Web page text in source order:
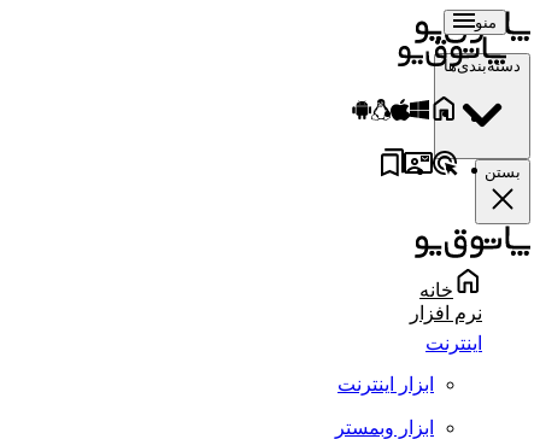
منو
دسته‌بندی‌ها
بستن
خانه
نرم افزار
اینترنت
ابزار اینترنت
ابزار وبمستر